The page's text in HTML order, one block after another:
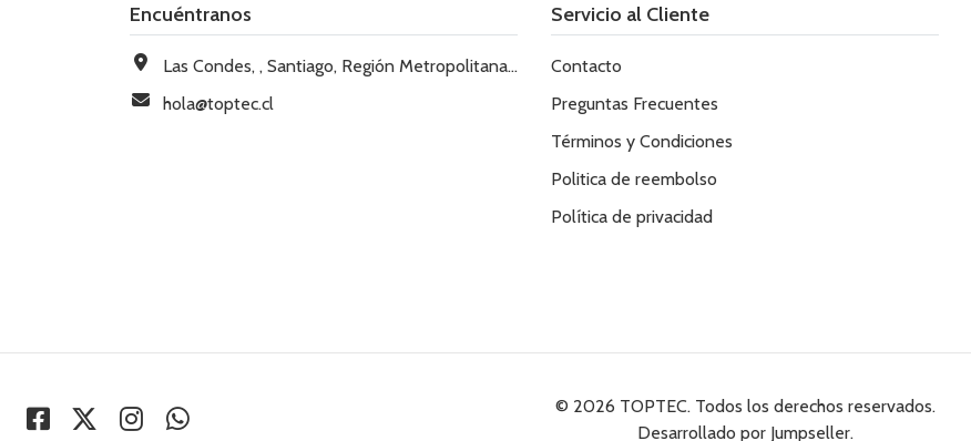
Encuéntranos
Las Condes, , Santiago, Región Metropolitana, Chile
hola@toptec.cl
Servicio al Cliente
Contacto
Preguntas Frecuentes
Términos y Condiciones
Politica de reembolso
Política de privacidad
© 2026 TOPTEC. Todos los derechos reservados.
Desarrollado por Jumpseller.